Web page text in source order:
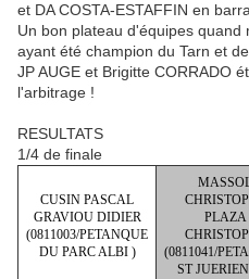
et DA COSTA-ESTAFFIN en
Un bon plateau d'équipes
ayant été champion du Tarn et
JP AUGE et Brigitte CORRADO
l'arbitrage !
RESULTATS
1/4 de finale
CUSIN PASCAL
GRAVIOU DIDIER
(0811003/PETANQUE
DU PARC ALBI )
PLAZA
(0811041/
ST